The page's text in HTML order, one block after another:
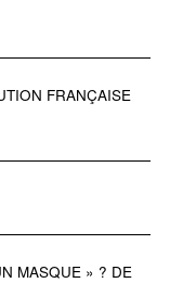
FRANÇAISE
MASQUE » ? DE